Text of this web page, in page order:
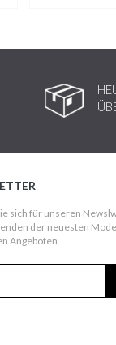
sich für unseren
der neuesten
Angeboten.